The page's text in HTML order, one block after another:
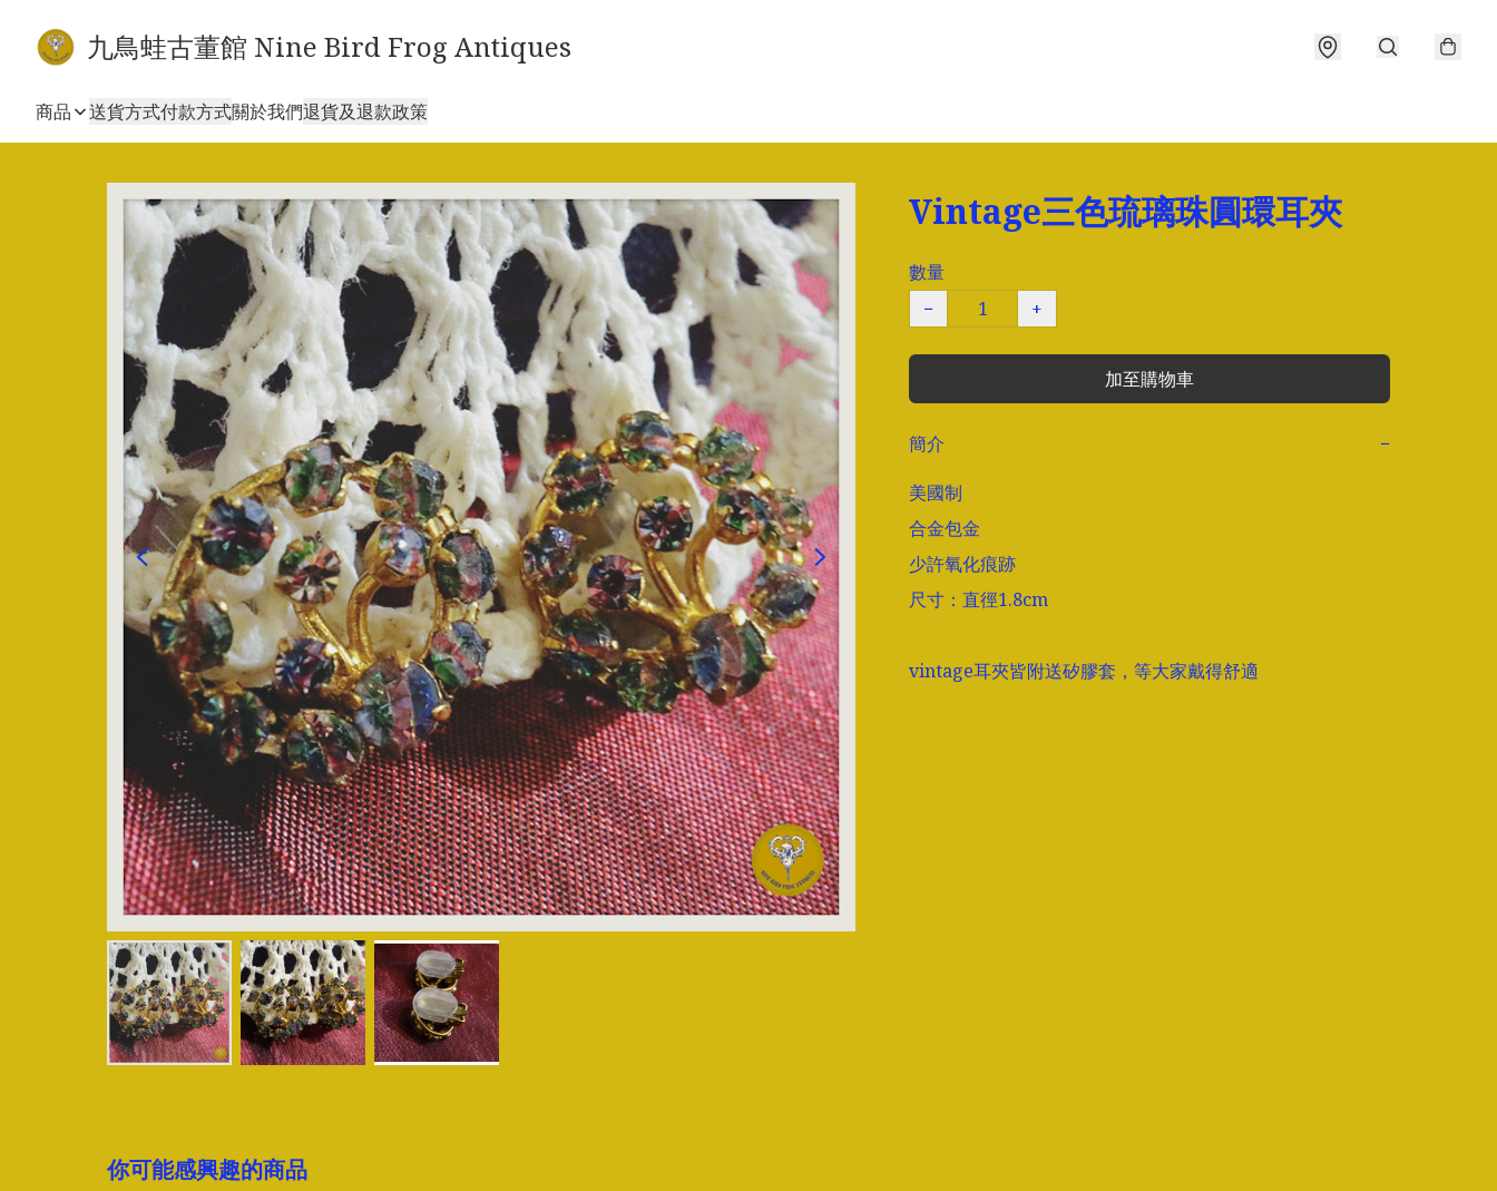
九鳥蛙古董館 Nine Bird Frog Antiques
商品 送貨方式付款方式關於我們退貨及退款政策
Vintage三色琉璃珠圓環耳夾
數量
−
+
加至購物車
簡介
−
美國制
合金包金
少許氧化痕跡
尺寸：直徑1.8cm
vintage耳夾皆附送矽膠套，等大家戴得舒適
你可能感興趣的商品